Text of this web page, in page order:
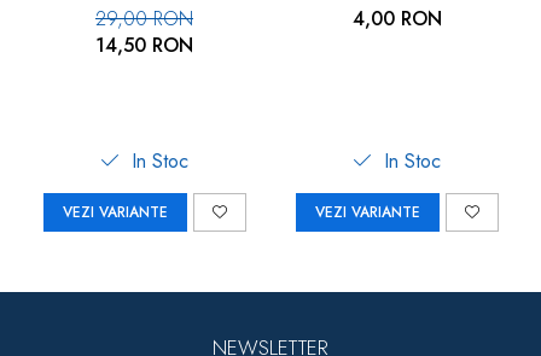
1.5m
29,00 RON
14,50 RON
In Stoc
VEZI VARIANTE
1buc, 20x15cm
4,00 RON
In Stoc
VEZI VARIANTE
NEWSLETTER